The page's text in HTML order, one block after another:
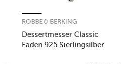
Dessertmesser Classic
Faden 925 Sterlingsilber
ROBBE & BERKING